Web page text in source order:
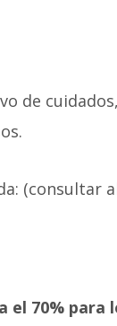
de
(consultar
el 70% para